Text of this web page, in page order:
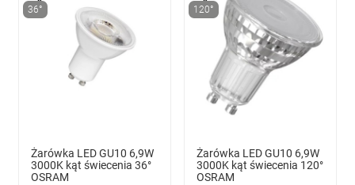
36°
Żarówka LED GU10 6,9W
3000K kąt świecenia 36°
OSRAM
120°
Żarówka LED GU10 6,9W
3000K kąt świecenia 120°
OSRAM